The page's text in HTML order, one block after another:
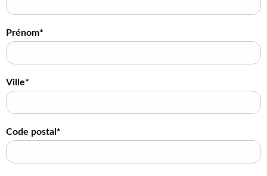
Prénom*
Ville*
Code postal*